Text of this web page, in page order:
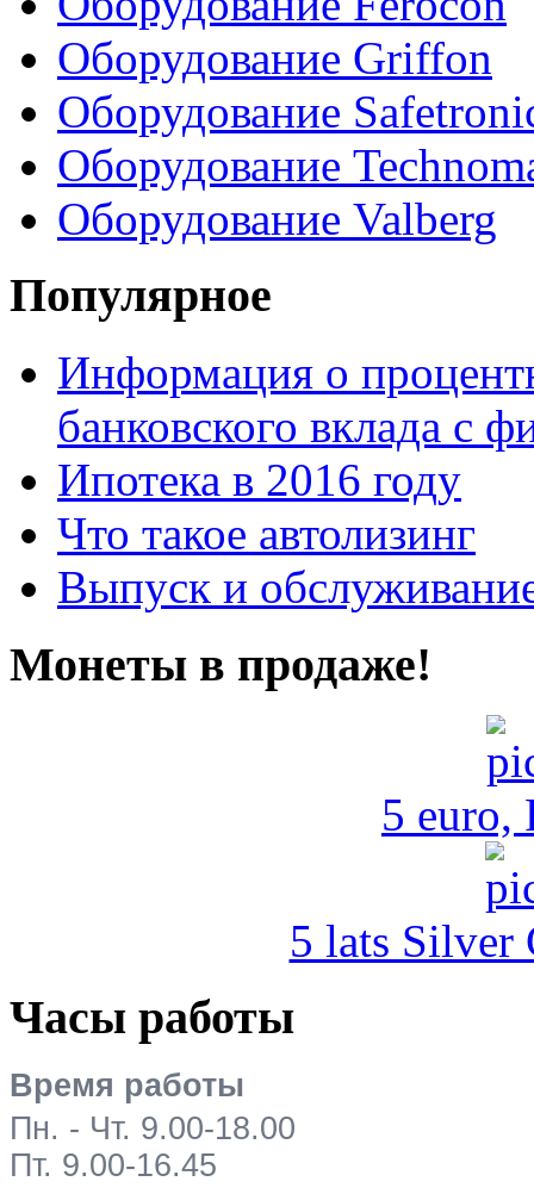
Оборудование Griffon
Оборудование
Оборудование
Оборудование Valberg
Популярное
Информация о
банковского вклада с
Ипотека в 2016 году
Что такое автолизинг
Выпуск и
Монеты в продаже!
5 euro,
5 lats Silver
Часы работы
Время работы
Пн. - Чт. 9.00-18.00
Пт. 9.00-16.45